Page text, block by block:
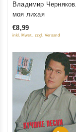
5
Владимир
моя лихая
€8,99
inkl. Mwst., zzgl. Versand